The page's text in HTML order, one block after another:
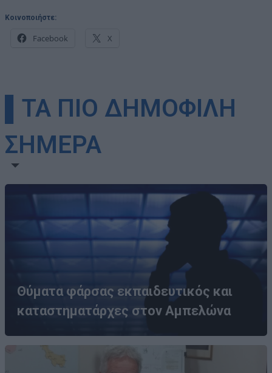
Κοινοποιήστε:
Facebook X
▌ΤΑ ΠΙΟ ΔΗΜΟΦΙΛΗ
ΣΗΜΕΡΑ
Θύματα φάρσας εκπαιδευτικός και
καταστηματάρχες στον Αμπελώνα